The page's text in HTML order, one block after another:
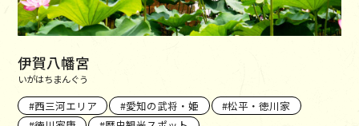
伊賀八幡宮
いがはちまんぐう
西三河エリア 愛知の武将・姫
松平・徳川家